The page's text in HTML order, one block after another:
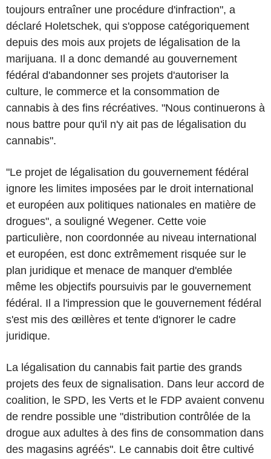
toujours entraîner une procédure d'infraction", a
déclaré Holetschek, qui s'oppose catégoriquement
depuis des mois aux projets de légalisation de la
marijuana. Il a donc demandé au gouvernement
fédéral d'abandonner ses projets d'autoriser la
culture, le commerce et la consommation de
cannabis à des fins récréatives. "Nous continuerons à
nous battre pour qu'il n'y ait pas de légalisation du
cannabis".
"Le projet de légalisation du gouvernement fédéral
ignore les limites imposées par le droit international
et européen aux politiques nationales en matière de
drogues", a souligné Wegener. Cette voie
particulière, non coordonnée au niveau international
et européen, est donc extrêmement risquée sur le
plan juridique et menace de manquer d'emblée
même les objectifs poursuivis par le gouvernement
fédéral. Il a l'impression que le gouvernement fédéral
s'est mis des œillères et tente d'ignorer le cadre
juridique.
La légalisation du cannabis fait partie des grands
projets des feux de signalisation. Dans leur accord de
coalition, le SPD, les Verts et le FDP avaient convenu
de rendre possible une "distribution contrôlée de la
drogue aux adultes à des fins de consommation dans
des magasins agréés". Le cannabis doit être cultivé